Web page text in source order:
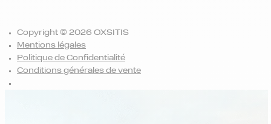
Copyright © 2026 OXSITIS
Mentions légales
Politique de Confidentialité
Conditions générales de vente